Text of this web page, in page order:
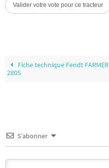
Fiche technique Fendt FARMER
280S
S’abonner